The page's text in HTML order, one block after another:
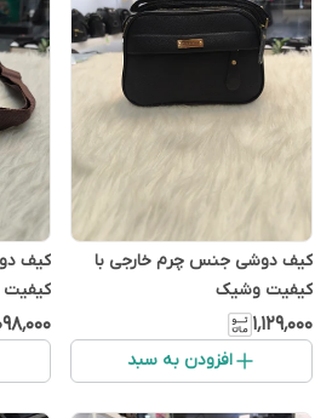
کیف دوشی جنس چرم خارجی با
کیفیت وشیک
۱٬۱۲۹٬۰۰۰
افزودن به سبد
کیف
کیفیت
رنگ